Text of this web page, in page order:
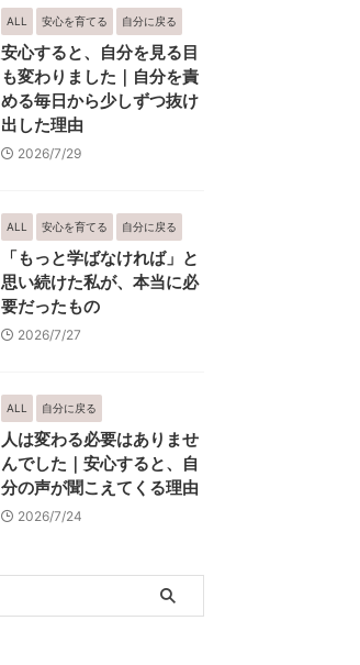
ALL 安心を育てる 自分に戻る
安心すると、自分を見る目
も変わりました｜自分を責
める毎日から少しずつ抜け
出した理由
2026/7/29
ALL 安心を育てる 自分に戻る
「もっと学ばなければ」と
思い続けた私が、本当に必
要だったもの
2026/7/27
ALL 自分に戻る
人は変わる必要はありませ
んでした｜安心すると、自
分の声が聞こえてくる理由
2026/7/24